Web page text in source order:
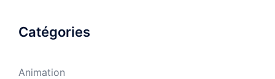
Catégories
Animation